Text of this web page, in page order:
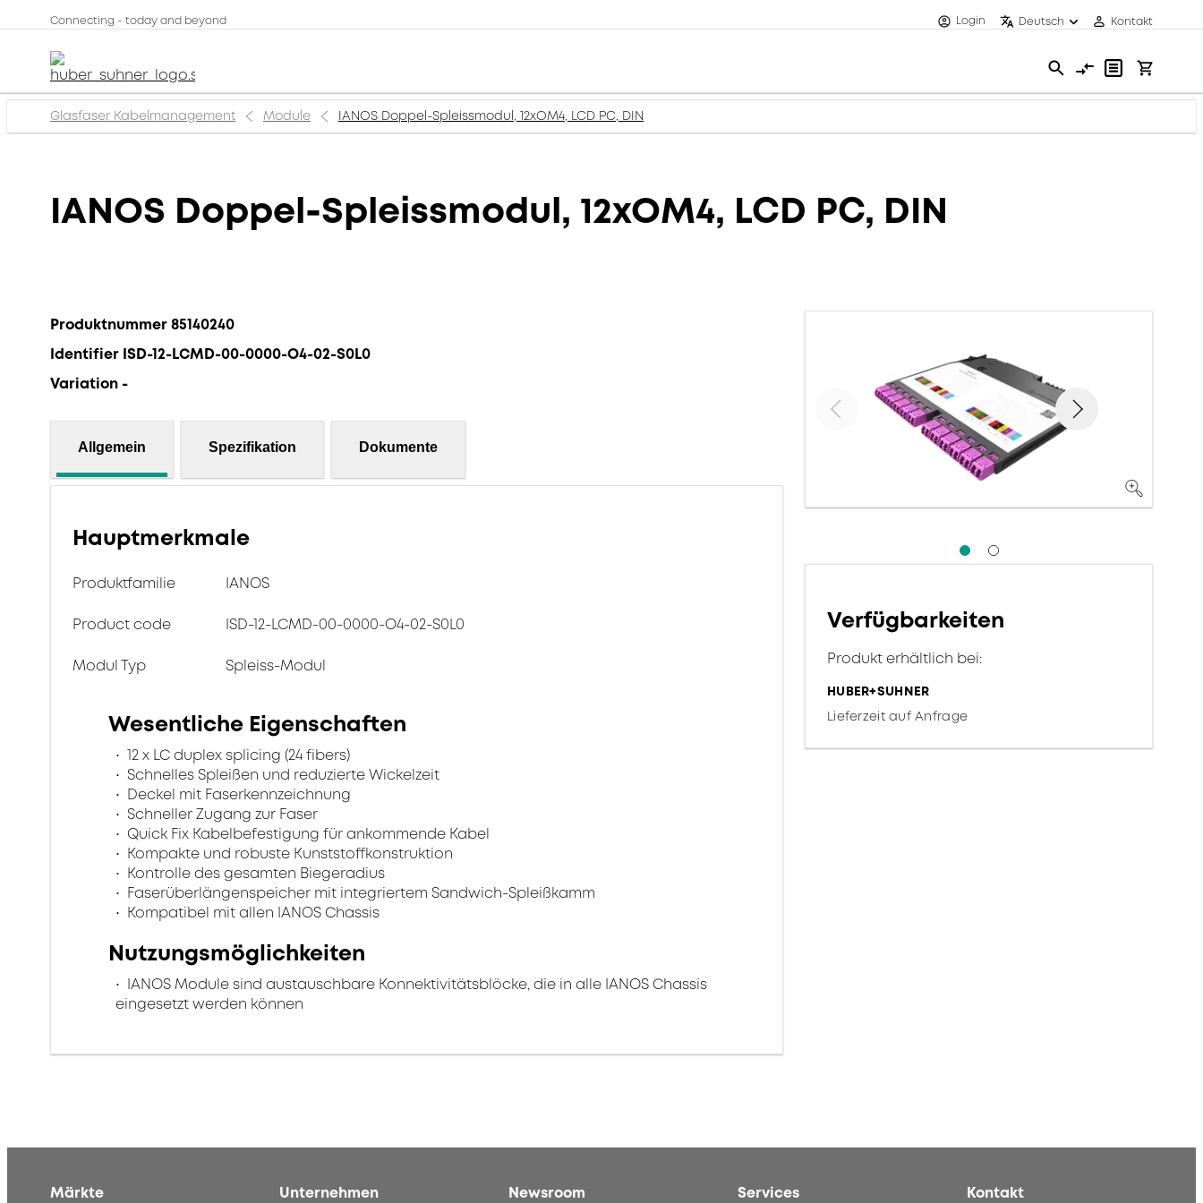
Connecting - today and beyond Login Deutsch Kontakt
Glasfaser Kabelmanagement Module IANOS Doppel-Spleissmodul, 12xOM4, LCD PC, DIN
IANOS Doppel-Spleissmodul, 12xOM4, LCD PC, DIN
Produktnummer 85140240
Identifier ISD-12-LCMD-00-0000-O4-02-S0L0
Variation -
Allgemein Spezifikation Dokumente
Hauptmerkmale
Produktfamilie IANOS
Product code ISD-12-LCMD-00-0000-O4-02-S0L0
Modul Typ Spleiss-Modul
Wesentliche Eigenschaften
12 x LC duplex splicing (24 fibers)
Schnelles Spleißen und reduzierte Wickelzeit
Deckel mit Faserkennzeichnung
Schneller Zugang zur Faser
Quick Fix Kabelbefestigung für ankommende Kabel
Kompakte und robuste Kunststoffkonstruktion
Kontrolle des gesamten Biegeradius
Faserüberlängenspeicher mit integriertem Sandwich-Spleißkamm
Kompatibel mit allen IANOS Chassis
Nutzungsmöglichkeiten
IANOS Module sind austauschbare Konnektivitätsblöcke, die in alle IANOS Chassis
eingesetzt werden können
Verfügbarkeiten
Produkt erhältlich bei:
HUBER+SUHNER
Lieferzeit auf Anfrage
Märkte Unternehmen Newsroom Services Kontakt